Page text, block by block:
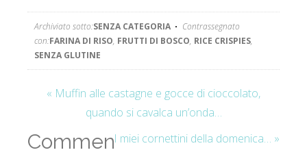
Archiviato sotto:SENZA CATEGORIA
Contrassegnato
con:FARINA DI RISO, FRUTTI DI BOSCO, RICE CRISPIES,
SENZA GLUTINE
« Muffin alle castagne e gocce di cioccolato,
quando si cavalca un’onda…
I miei cornettini della domenica… »
Commenti